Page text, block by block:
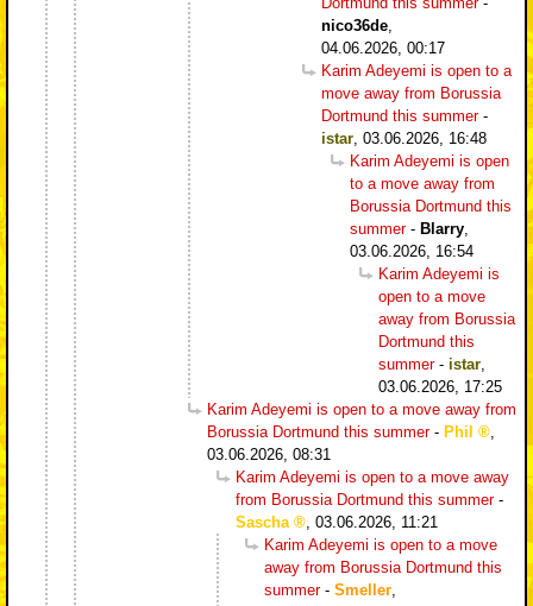
nico36de,
04.06.2026, 00:17
Karim Adeyemi is open to a
move away from Borussia
Dortmund this summer-
istar, 03.06.2026, 16:48
Karim Adeyemi is open
to a move away from
Borussia Dortmund this
summer- Blarry,
03.06.2026, 16:54
Karim Adeyemi is
open to a move
away from Borussia
Dortmund this
summer- istar,
03.06.2026, 17:25
Karim Adeyemi is open to a move away from
Borussia Dortmund this summer- Phil
,
03.06.2026, 08:31
Karim Adeyemi is open to a move away
from Borussia Dortmund this summer-
Sascha
, 03.06.2026, 11:21
Karim Adeyemi is open to a move
away from Borussia Dortmund this
summer- Smeller,